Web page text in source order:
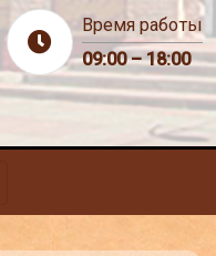
Время работы
09:00 – 18:00